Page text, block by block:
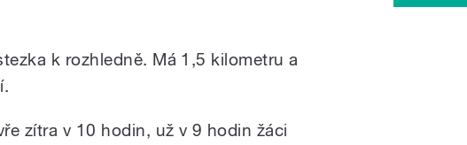
k rozhledně. Má 1,5 kilometru a
zítra v 10 hodin, už v 9 hodin žáci